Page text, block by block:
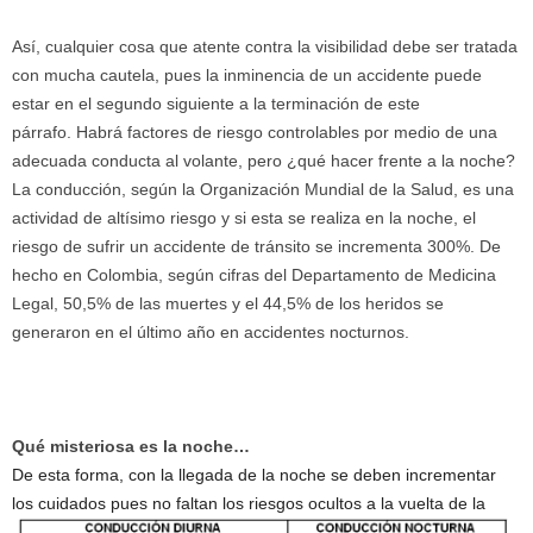
Así, cualquier cosa que atente contra la visibilidad debe ser tratada
con mucha cautela, pues la inminencia de un accidente puede
estar en el segundo siguiente a la terminación de este
párrafo. Habrá factores de riesgo controlables por medio de una
adecuada conducta al volante, pero ¿qué hacer frente a la noche?
La conducción, según la Organización Mundial de la Salud, es una
actividad de altísimo riesgo y si esta se realiza en la noche, el
riesgo de sufrir un accidente de tránsito se incrementa 300%. De
hecho en Colombia, según cifras del Departamento de Medicina
Legal, 50,5% de las muertes y el 44,5% de los heridos se
generaron en el último año en accidentes nocturnos.
Qué misteriosa es la noche…
De esta forma, con la llegada de la noche se deben incrementar
los cuidados pues no faltan los riesgos ocultos a la vuelta de la